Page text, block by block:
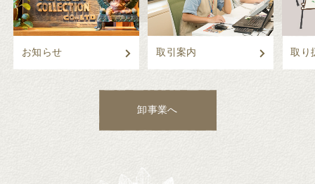
お知らせ 取引案内 取り
卸事業へ